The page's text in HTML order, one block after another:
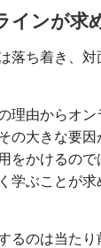
インが求
落ち着き、
理由からオ
の大きな要
をかけるの
学ぶことが
るのは当た